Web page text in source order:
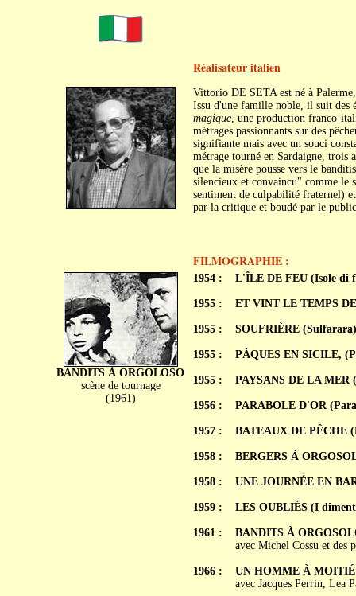
Réalisateur italien
Vittorio DE SETA est né à
Issu d'une famille noble, il suit des
magique, une production franco-
métrages passionnants sur des
signifiante mais avec un souci
métrage tourné en Sardaigne, trois
que la misère pousse vers le
silencieux et convaincu" comme le
sentiment de culpabilité fraternel)
par la critique et boudé par le
FILMOGRAPHIE :
BANDITS À ORGOLOSO
scène de tournage
(1961)
1954 :
1955 :
1955 :
1955 :
1955 :
1956 :
1957 :
1958 :
1958 :
1959 :
1961 :
1966 :
L'ÎLE DE FEU (Isole di
ET VINT LE TEMPS
SOUFRIÈRE (Sulfarara)
PÂQUES EN SICILE,
PAYSANS DE LA MER
PARABOLE D'OR
BATEAUX DE PÊCHE
BERGERS À
UNE JOURNÉE EN
LES OUBLIÉS (I
BANDITS À
avec Michel Cossu et des
UN HOMME À MOITIÉ
avec Jacques Perrin, Lea